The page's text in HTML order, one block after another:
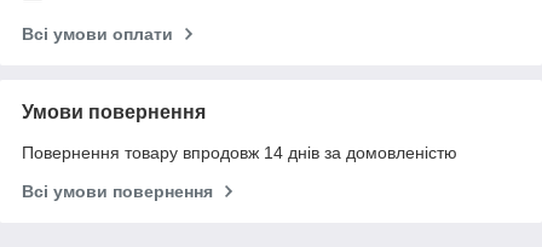
Всі умови оплати
Умови повернення
Повернення товару впродовж 14 днів за домовленістю
Всі умови повернення